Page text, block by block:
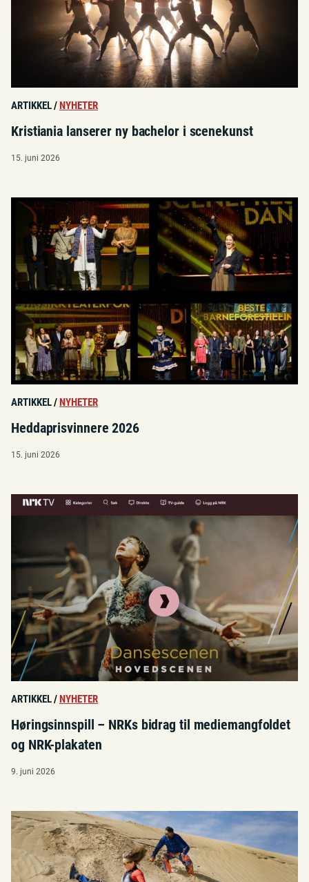
ARTIKKEL/ NYHETER
Kristiania lanserer ny bachelor i scenekunst
15. juni 2026
ARTIKKEL/NYHETER
Heddaprisvinnere 2026
15. juni 2026
ARTIKKEL/NYHETER
Høringsinnspill – NRKs bidrag til mediemangfoldet
og NRK-plakaten
9. juni 2026